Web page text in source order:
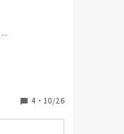
どういう
いです☺️(保
4 ・ 10/26